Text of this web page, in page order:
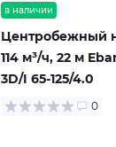
в наличии
Центробежный
114 м³/ч, 22 м
3D/I 65-125/4.0
0